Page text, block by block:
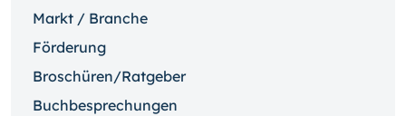
Markt / Branche
Förderung
Broschüren/Ratgeber
Buchbesprechungen